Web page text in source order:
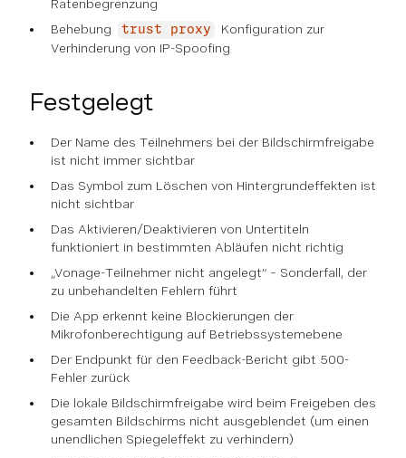
Ratenbegrenzung
Behebung
trust proxy
Konfiguration zur
Verhinderung von IP-Spoofing
Festgelegt
Der Name des Teilnehmers bei der Bildschirmfreigabe
ist nicht immer sichtbar
Das Symbol zum Löschen von Hintergrundeffekten ist
nicht sichtbar
Das Aktivieren/Deaktivieren von Untertiteln
funktioniert in bestimmten Abläufen nicht richtig
„Vonage-Teilnehmer nicht angelegt“ – Sonderfall, der
zu unbehandelten Fehlern führt
Die App erkennt keine Blockierungen der
Mikrofonberechtigung auf Betriebssystemebene
Der Endpunkt für den Feedback-Bericht gibt 500-
Fehler zurück
Die lokale Bildschirmfreigabe wird beim Freigeben des
gesamten Bildschirms nicht ausgeblendet (um einen
unendlichen Spiegeleffekt zu verhindern)